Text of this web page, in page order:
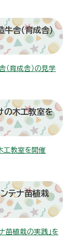
舎（育成舎）
（育成舎）の見学
の木工教室を
工教室を開催
テナ苗植栽
苗植栽の実践」を